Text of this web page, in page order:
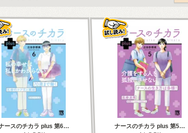
すべ
ースのチカラ plus 第6… ナースのチカラ plus 第5…